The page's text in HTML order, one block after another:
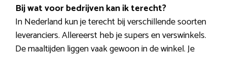
Bij wat voor bedrijven kan ik terecht?
In Nederland kun je terecht bij verschillende soorten
leveranciers. Allereerst heb je supers en verswinkels.
De maaltijden liggen vaak gewoon in de winkel. Je